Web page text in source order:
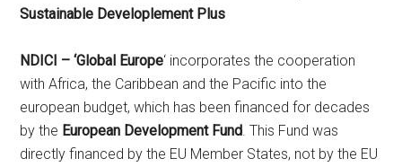
Sustainable Developlement Plus
NDICI – ‘Global Europe‘ incorporates the cooperation
with Africa, the Caribbean and the Pacific into the
european budget, which has been financed for decades
by the European Development Fund . This Fund was
directly financed by the EU Member States, not by the EU